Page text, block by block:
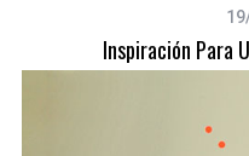
Inspiración Para